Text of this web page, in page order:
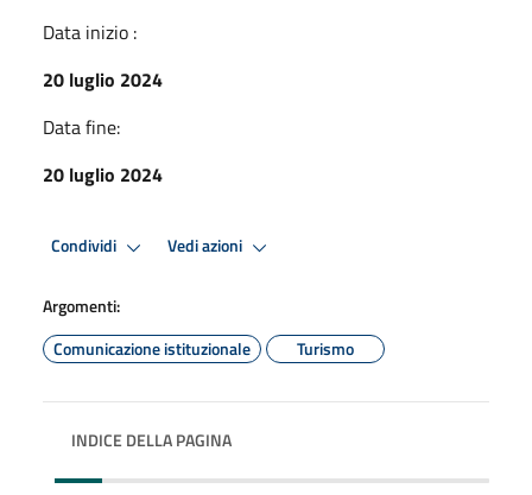
Data inizio :
20 luglio 2024
Data fine:
20 luglio 2024
Condividi Vedi azioni
Argomenti:
Comunicazione istituzionale
Turismo
INDICE DELLA PAGINA